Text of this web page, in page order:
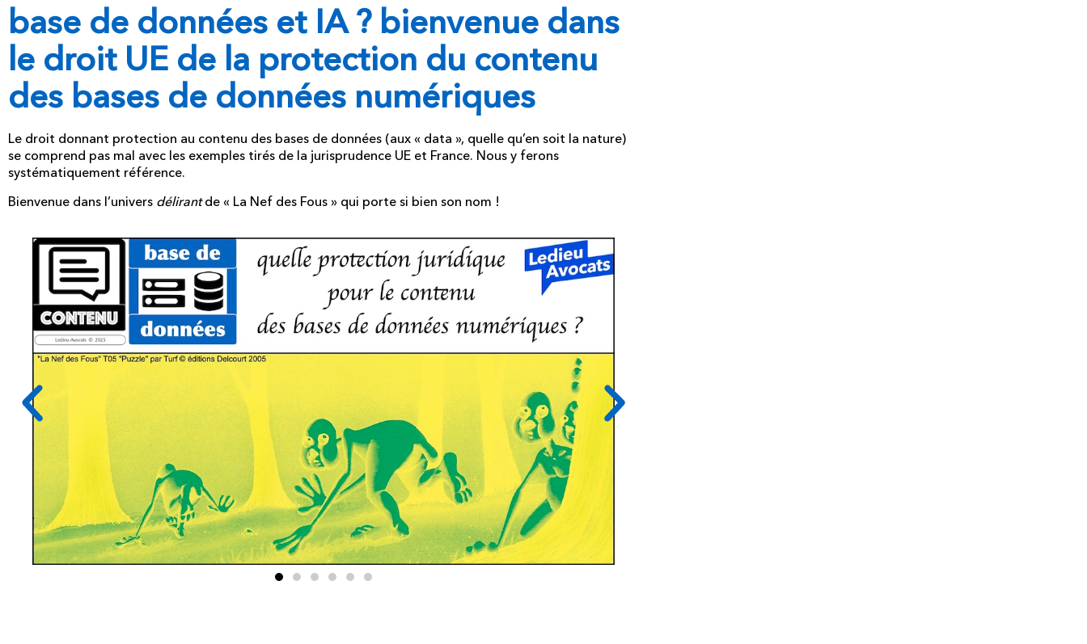
base de données et IA ? bienvenue dans
le droit UE de la protection du contenu
des bases de données numériques
Le droit donnant protection au contenu des bases de données (aux « data », quelle qu’en soit la nature)
se comprend pas mal avec les exemples tirés de la jurisprudence UE et France. Nous y ferons
systématiquement référence.
Bienvenue dans l’univers délirantde « La Nef des Fous » qui porte si bien son nom !